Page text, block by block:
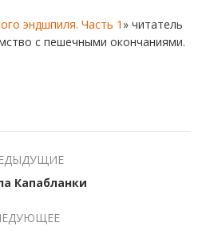
эндшпиля. Часть 1 » читатель
с пешечными окончаниями.
Капабланки